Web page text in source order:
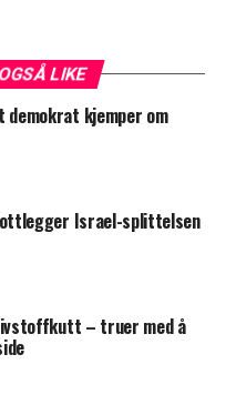
LIKE
kjemper om
Israel-splittelsen
– truer med å